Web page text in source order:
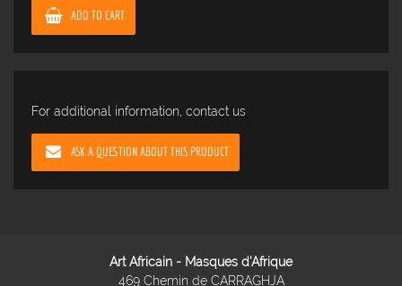
ADD TO CART
For additional information, contact us
ASK A QUESTION ABOUT THIS PRODUCT
Art Africain - Masques d'Afrique
469 Chemin de CARRAGHJA